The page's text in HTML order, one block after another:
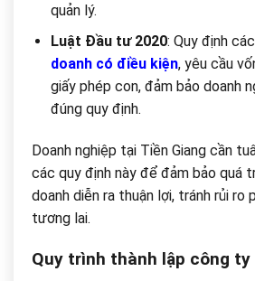
quản lý.
Luật Đầu tư 2020: Quy định các
doanh có điều kiện, yêu cầu
giấy phép con, đảm bảo doanh
đúng quy định.
Doanh nghiệp tại Tiền Giang cần
các quy định này để đảm bảo quá
doanh diễn ra thuận lợi, tránh rủi ro
tương lai.
Quy trình thành lập công ty